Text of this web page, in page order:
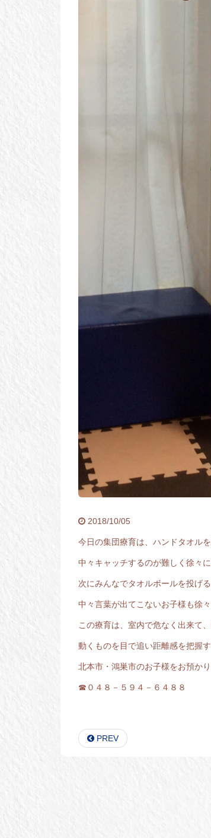
2018/10/05
今日の集団療育は、ハンドタオル
中々キャッチするのが難しく徐々
次にみんなでタオルボールを投げ
中々言葉が出てこないお子様も徐
この療育は、室内で危なく出来て
動くものを目で追い距離感を把握
北本市・鴻巣市のお子様をお預か
☎０４８－５９４－６４８８
PREV